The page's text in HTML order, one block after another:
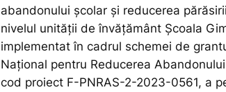
abandonului școlar și reducerea
nivelul unității de învățământ Școala
implementat în cadrul schemei de
Național pentru Reducerea
cod proiect F-PNRAS-2-2023-0561, a